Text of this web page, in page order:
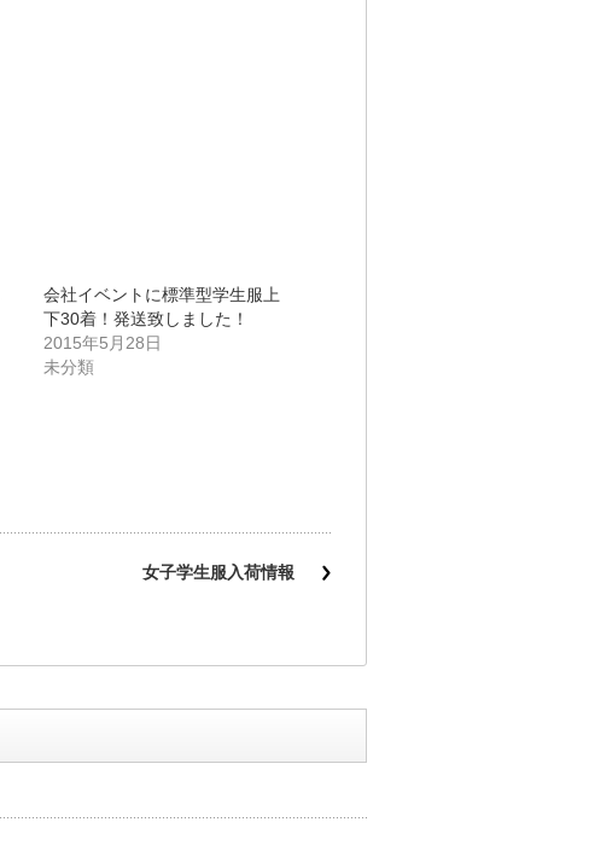
会社イベントに標準型学生服上
下30着！発送致しました！
2015年5月28日
未分類
女子学生服入荷情報